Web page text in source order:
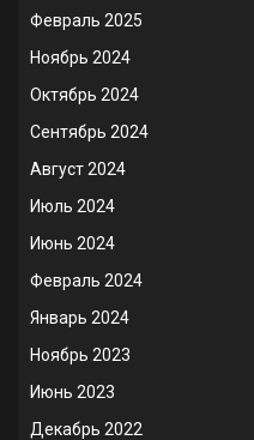
Февраль 2025
Ноябрь 2024
Октябрь 2024
Сентябрь 2024
Август 2024
Июль 2024
Июнь 2024
Февраль 2024
Январь 2024
Ноябрь 2023
Июнь 2023
Декабрь 2022